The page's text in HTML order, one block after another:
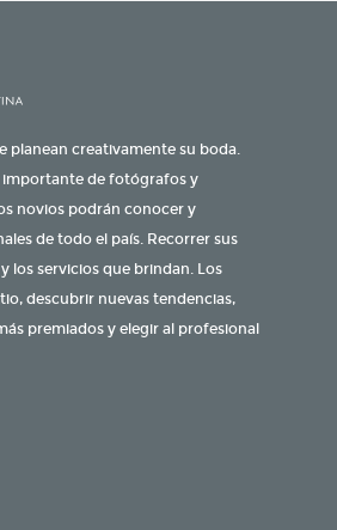
planean creativamente su boda.
importante de fotógrafos y
novios podrán conocer y
de todo el país. Recorrer sus
los servicios que brindan. Los
descubrir nuevas tendencias,
premiados y elegir al profesional